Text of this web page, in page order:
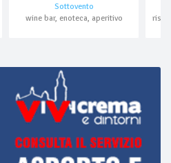
Sottovento
wine bar, enoteca, aperitivo